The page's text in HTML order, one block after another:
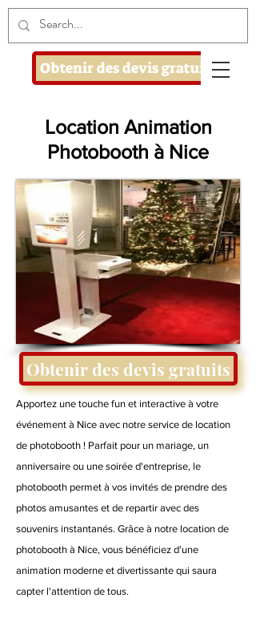
Obtenir des devis gratuits
Location Animation
Photobooth à Nice
Obtenir des devis gratuits
Apportez une touche fun et interactive à votre
événement à Nice avec notre service de location
de photobooth ! Parfait pour un mariage, un
anniversaire ou une soirée d'entreprise, le
photobooth permet à vos invités de prendre des
photos amusantes et de repartir avec des
souvenirs instantanés. Grâce à notre location de
photobooth à Nice, vous bénéficiez d'une
animation moderne et divertissante qui saura
capter l'attention de tous.